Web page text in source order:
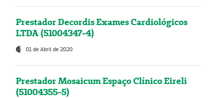
Prestador Decordis Exames Cardiológicos
LTDA (51004347-4)
01 de Abril de 2020
Prestador Mosaicum Espaço Clínico Eireli
(51004355-5)